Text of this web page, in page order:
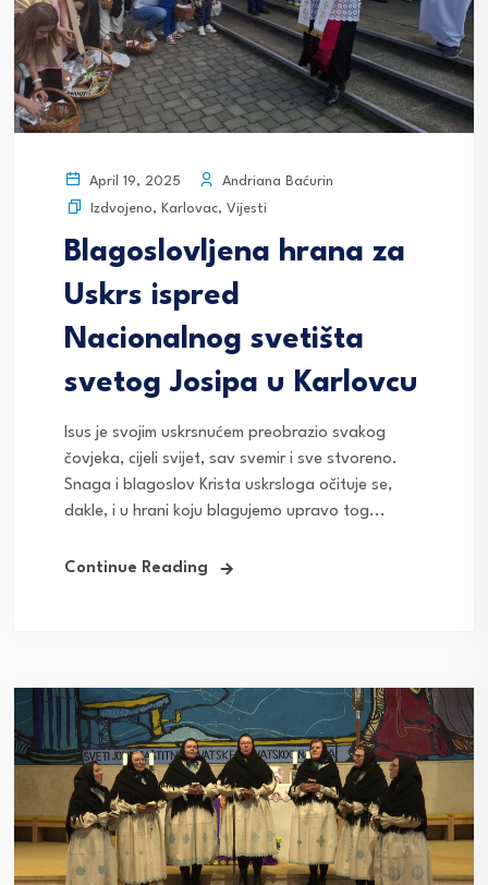
April 19, 2025
Andriana Baćurin
Izdvojeno, Karlovac, Vijesti
Blagoslovljena hrana za
Uskrs ispred
Nacionalnog svetišta
svetog Josipa u Karlovcu
Isus je svojim uskrsnućem preobrazio svakog
čovjeka, cijeli svijet, sav svemir i sve stvoreno.
Snaga i blagoslov Krista uskrsloga očituje se,
dakle, i u hrani koju blagujemo upravo tog...
Continue Reading